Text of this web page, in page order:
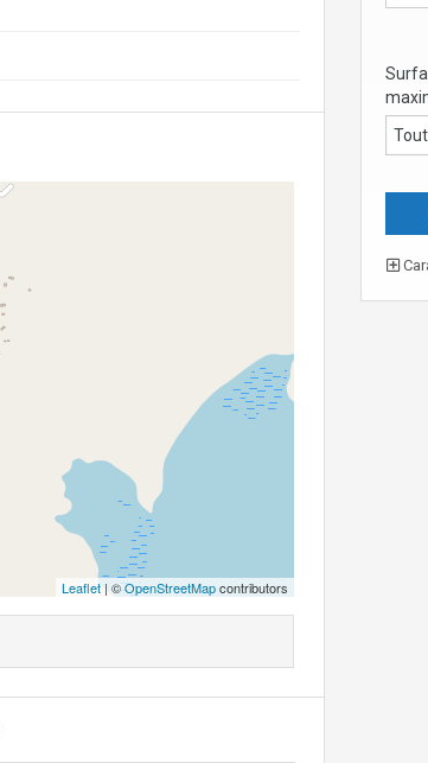
Leaflet | ©OpenStreetMapcontributors